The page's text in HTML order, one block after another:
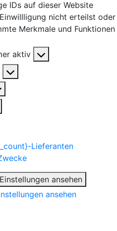
IDs auf dieser Website
nicht erteilst oder
Merkmale und Funktionen
aktiv
Lieferanten
Einstellungen ansehen
ansehen